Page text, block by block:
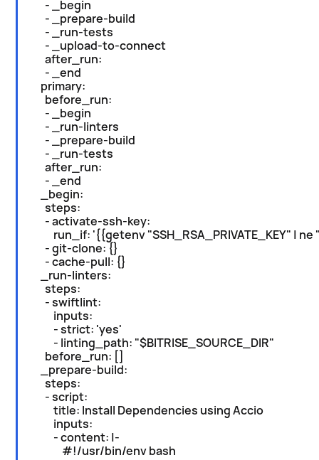
- _begin
- _prepare-build
- _run-tests
- _upload-to-connect
after_run:
- _end
primary:
before_run:
- _begin
- _run-linters
- _prepare-build
- _run-tests
after_run:
- _end
_begin:
steps:
- activate-ssh-key:
run_if: '{{getenv "SSH_RSA_PRIVATE_KEY" | ne
- git-clone: {}
- cache-pull: {}
_run-linters:
steps:
- swiftlint:
inputs:
- strict: 'yes'
- linting_path: "$BITRISE_SOURCE_DIR"
before_run: []
_prepare-build:
steps:
- script:
title: Install Dependencies using Accio
inputs:
- content: |-
#!/usr/bin/env bash